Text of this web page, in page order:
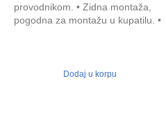
provodnikom. • Zidna montaža,
pogodna za montažu u kupatilu. •
Dodaj u korpu